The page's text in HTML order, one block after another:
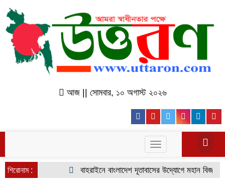
আজ || সোমবার, ১০ অগাস্ট ২০২৬
Facebook
YoutubeTwitter
Toggle
navigation
শিরোনাম :
বাহরাইনে বাংলাদেশ দূতাবাসের উদ্যোগে মহান বিজয় দিবস